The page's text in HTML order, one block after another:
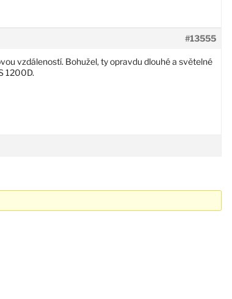
#13555
vzdáleností. Bohužel, ty opravdu dlouhé a světelné
1200D.